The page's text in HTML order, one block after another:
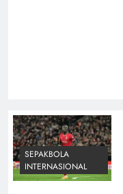
SEPAKBOLA
INTERNASIONAL